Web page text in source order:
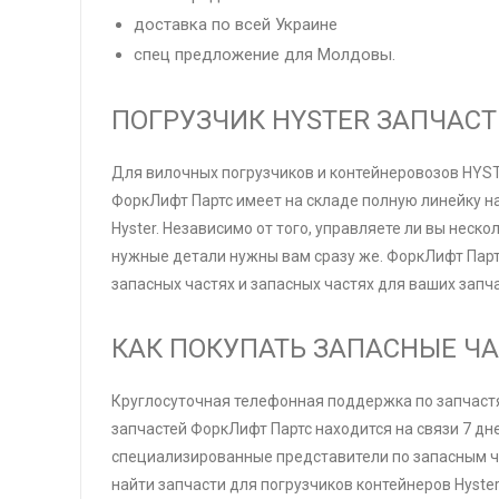
доставка по всей Украине
спец предложение для Молдовы.
ПОГРУЗЧИК HYSTER
Для вилочных погрузчиков и контейнеровозов
ФоркЛифт Партс имеет на складе полную линейку
Hyster. Независимо от того, управляете ли вы
нужные детали нужны вам сразу же. ФоркЛифт
запасных частях и запасных частях для ваших
КАК ПОКУПАТЬ ЗАПАСНЫЕ
Круглосуточная телефонная поддержка по
запчастей ФоркЛифт Партс находится на связи 7
специализированные представители по запасным
найти запчасти для погрузчиков контейнеров